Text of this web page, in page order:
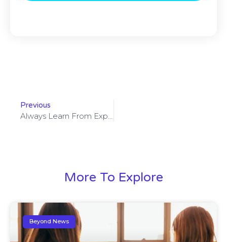
Previous
More To Explore
Beyond News